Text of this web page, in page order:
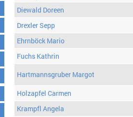
Diewald Doreen
Drexler Sepp
Ehrnböck Mario
Fuchs Kathrin
Hartmannsgruber Margot
Holzapfel Carmen
Krampfl Angela